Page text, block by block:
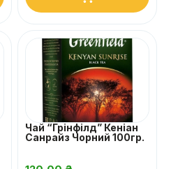
Чай “Грінфілд” Кеніан
Санрайз Чорний 100гр.